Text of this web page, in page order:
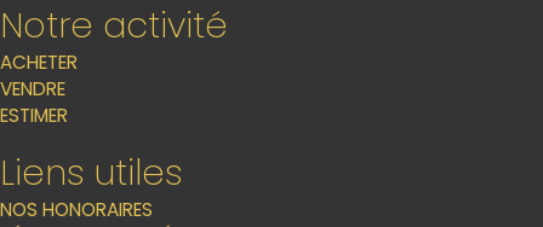
Notre activité
ACHETER
VENDRE
ESTIMER
Liens utiles
NOS HONORAIRES